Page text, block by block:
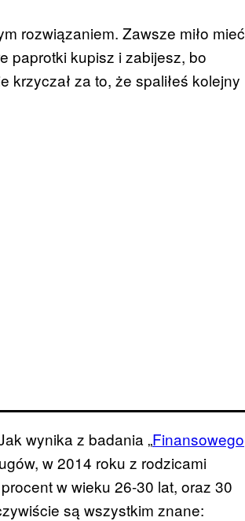
rozwiązaniem. Zawsze miło mieć
paprotki kupisz i zabijesz, bo
za to, że spaliłeś kolejny
wynika z badania „Finansowego
w 2014 roku z rodzicami
w wieku 26-30 lat, oraz 30
są wszystkim znane: